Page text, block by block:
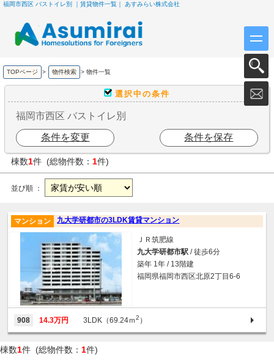
福岡市西区 バストイレ別 ｜賃貸物件一覧｜ あすみらい株式会社
TOPページ > 物件検索 > 物件一覧
選択中の条件
福岡市西区 バストイレ別
条件を変更 条件を保存
棟数1件 (総物件数： 1件)
並び順 ：
九大学研都市の3LDK賃貸マンション
マンション
ＪＲ筑肥線
九大学研都市駅 / 徒歩6分
築年 1年 / 13階建
福岡県福岡市西区北原2丁目6-6
908 14.3万円 3LDK（69.24ｍ2 ）
棟数1件 (総物件数： 1件)